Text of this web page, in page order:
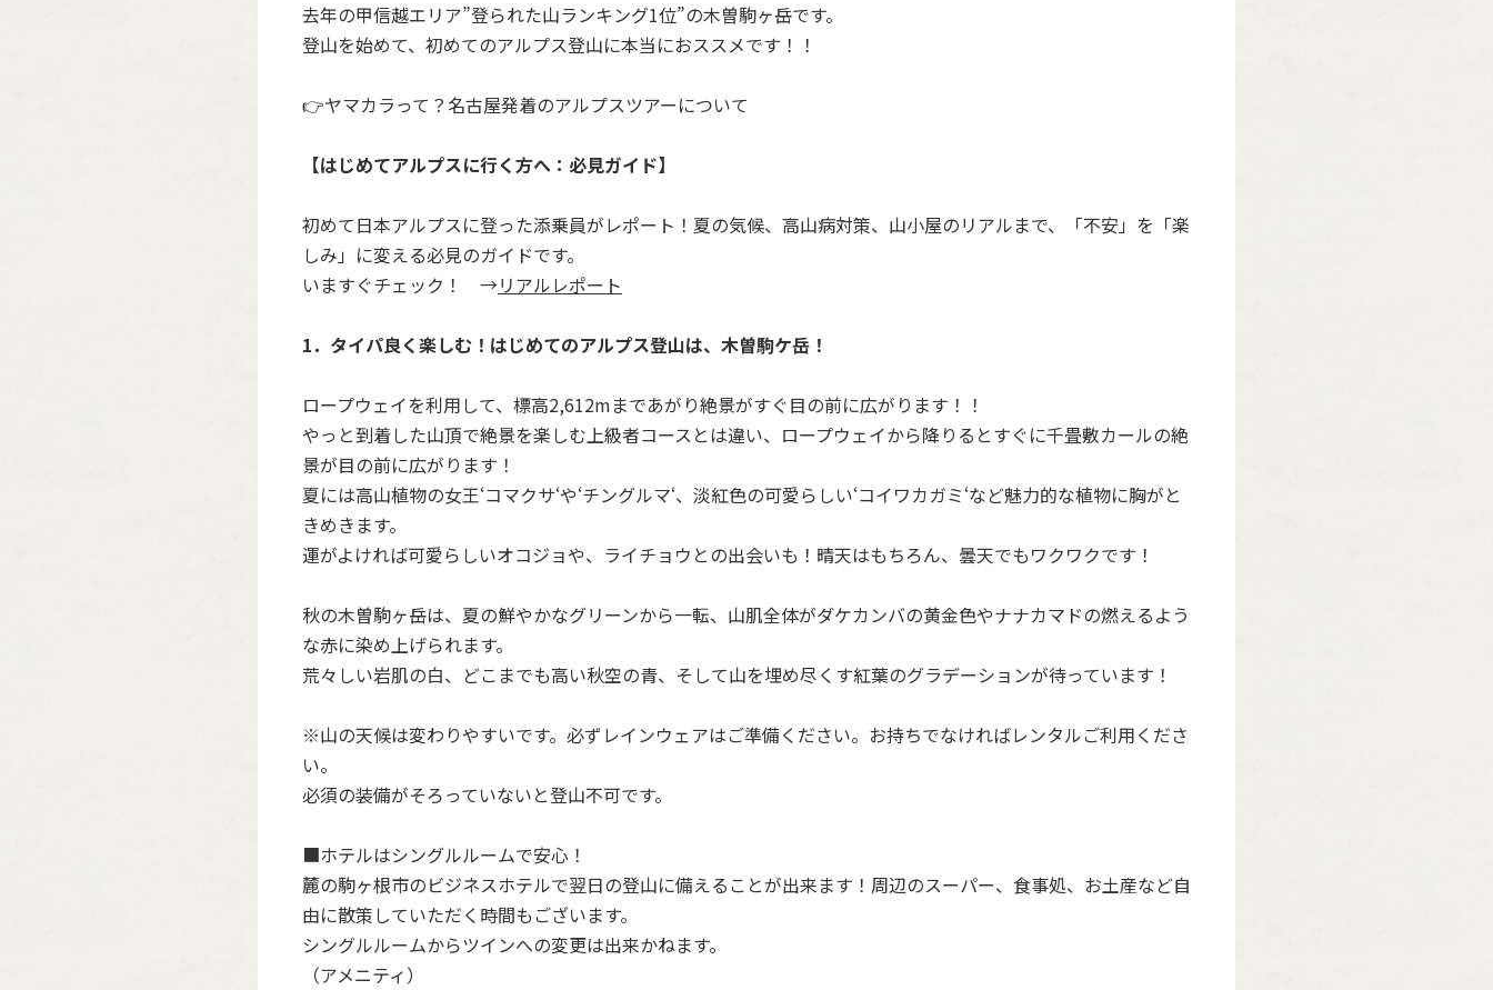
去年の甲信越エリア”登られた山ランキング1位”の木曽駒ヶ岳です。
登山を始めて、初めてのアルプス登山に本当におススメです！！
👉ヤマカラって？名古屋発着のアルプスツアーについて
【はじめてアルプスに行く方へ：必見ガイド】
初めて日本アルプスに登った添乗員がレポート！夏の気候、高山病対策、山小屋のリアルまで、「不安」を「楽
しみ」に変える必見のガイドです。
いますぐチェック！ →リアルレポート
1．タイパ良く楽しむ！はじめてのアルプス登山は、木曽駒ケ岳！
ロープウェイを利用して、標高2,612mまであがり絶景がすぐ目の前に広がります！！
やっと到着した山頂で絶景を楽しむ上級者コースとは違い、ロープウェイから降りるとすぐに千畳敷カールの絶
景が目の前に広がります！
夏には高山植物の女王‘コマクサ‘や‘チングルマ‘、淡紅色の可愛らしい‘コイワカガミ‘など魅力的な植物に胸がと
きめきます。
運がよければ可愛らしいオコジョや、ライチョウとの出会いも！晴天はもちろん、曇天でもワクワクです！
秋の木曽駒ヶ岳は、夏の鮮やかなグリーンから一転、山肌全体がダケカンバの黄金色やナナカマドの燃えるよう
な赤に染め上げられます。
荒々しい岩肌の白、どこまでも高い秋空の青、そして山を埋め尽くす紅葉のグラデーションが待っています！
※山の天候は変わりやすいです。必ずレインウェアはご準備ください。お持ちでなければレンタルご利用くださ
い。
必須の装備がそろっていないと登山不可です。
■ホテルはシングルルームで安心！
麓の駒ヶ根市のビジネスホテルで翌日の登山に備えることが出来ます！周辺のスーパー、食事処、お土産など自
由に散策していただく時間もございます。
シングルルームからツインへの変更は出来かねます。
（アメニティ）